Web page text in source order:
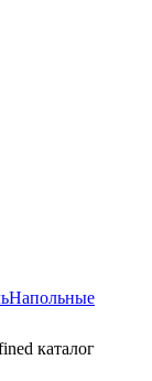
Напольные
каталог